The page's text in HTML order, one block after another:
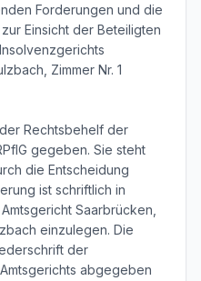
Forderungen und die
Einsicht der Beteiligten
Zimmer Nr. 1
Rechtsbehelf der
gegeben. Sie steht
die Entscheidung
ist schriftlich in
Saarbrücken,
einzulegen. Die
der
abgegeben